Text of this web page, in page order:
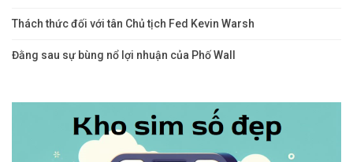
Thách thức đối với tân Chủ tịch Fed Kevin Warsh
Đằng sau sự bùng nổ lợi nhuận của Phố Wall